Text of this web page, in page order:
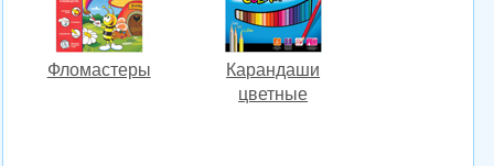
Фломастеры
Карандаши
цветные